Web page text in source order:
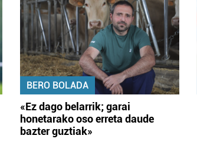
BERO BOLADA
«Ez dago belarrik; garai
honetarako oso erreta daude
bazter guztiak»